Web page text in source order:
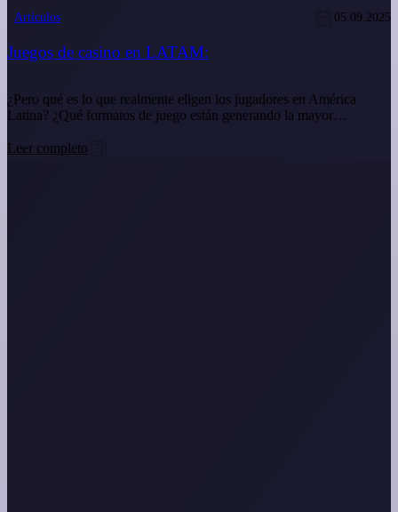
Artículos 05.09.2025
Juegos de casino en LATAM:
¿Pero qué es lo que realmente eligen los jugadores en América
Latina? ¿Qué formatos de juego están generando la mayor…
Leer completo